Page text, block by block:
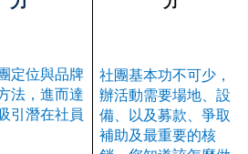
定位與品牌
法，進而達
引潛在社員
社團基本功不可少，
辦活動需要場地、設
備、以及募款、爭取
補助及最重要的核